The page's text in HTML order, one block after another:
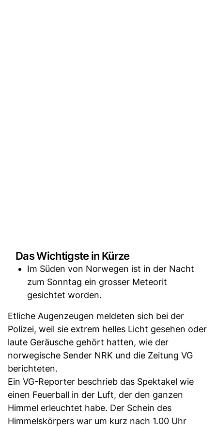
Das Wichtigste in Kürze
Im Süden von Norwegen ist in der Nacht
zum Sonntag ein grosser Meteorit
gesichtet worden.
Etliche Augenzeugen meldeten sich bei der
Polizei, weil sie extrem helles Licht gesehen oder
laute Geräusche gehört hatten, wie der
norwegische Sender NRK und die Zeitung VG
berichteten.
Ein VG-Reporter beschrieb das Spektakel wie
einen Feuerball in der Luft, der den ganzen
Himmel erleuchtet habe. Der Schein des
Himmelskörpers war um kurz nach 1.00 Uhr